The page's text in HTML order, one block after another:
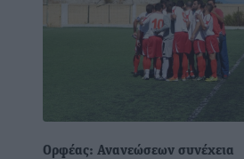
Ορφέας: Ανανεώσεων συνέχεια